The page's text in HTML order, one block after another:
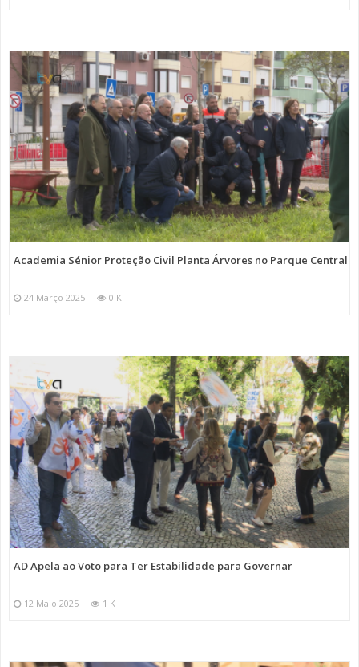
Academia Sénior Proteção Civil Planta Árvores no Parque Central
24 Março 2025 0 K
AD Apela ao Voto para Ter Estabilidade para Governar
12 Maio 2025 1 K